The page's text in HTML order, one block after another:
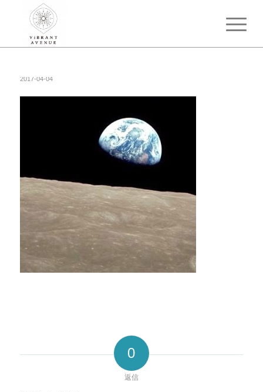
2017-04-04
0
返信